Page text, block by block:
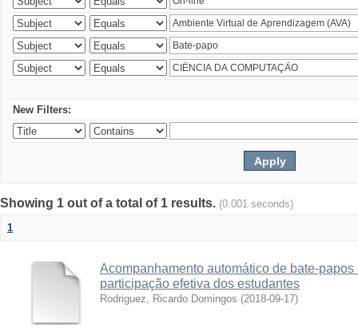
New Filters:
Showing 1 out of a total of 1 results. (0.001 seconds)
1
Acompanhamento automático de bate-
participação efetiva dos estudantes
Rodriguez, Ricardo Domingos (2018-09-17)